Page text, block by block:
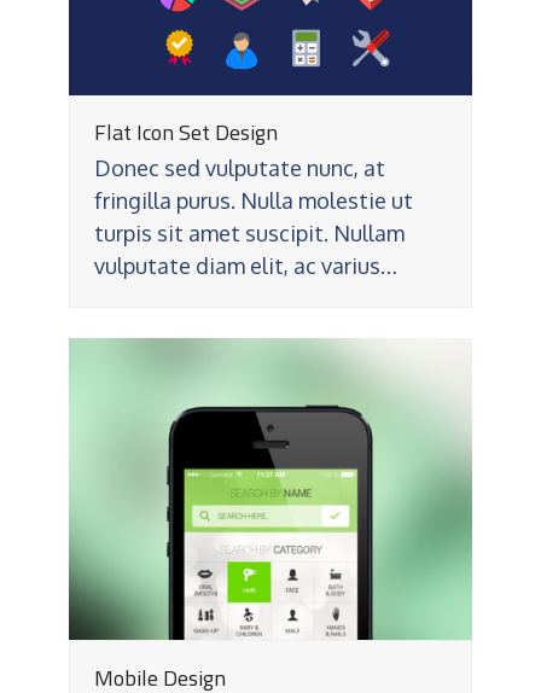
Flat Icon Set Design
Donec sed vulputate nunc, at
fringilla purus. Nulla molestie ut
turpis sit amet suscipit. Nullam
vulputate diam elit, ac varius…
Mobile Design